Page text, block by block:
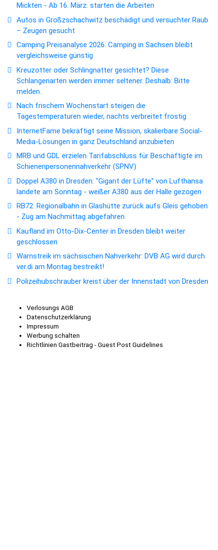
Mickten - Ab 16. März: starten die Arbeiten
Autos in Großzschachwitz beschädigt und versuchter Raub
– Zeugen gesucht
Camping Preisanalyse 2026: Camping in Sachsen bleibt
vergleichsweise günstig
Kreuzotter oder Schlingnatter gesichtet? Diese
Schlangenarten werden immer seltener. Deshalb: Bitte
melden.
Nach frischem Wochenstart steigen die
Tagestemperaturen wieder, nachts verbreitet frostig
InternetFame bekräftigt seine Mission, skalierbare Social-
Media-Lösungen in ganz Deutschland anzubieten
MRB und GDL erzielen Tarifabschluss für Beschäftigte im
Schienenpersonennahverkehr (SPNV)
Doppel A380 in Dresden: "Gigant der Lüfte" von Lufthansa
landete am Sonntag - weißer A380 aus der Halle gezogen
RB72: Regionalbahn in Glashütte zurück aufs Gleis gehoben
- Zug am Nachmittag abgefahren
Kaufland im Otto-Dix-Center in Dresden bleibt weiter
geschlossen
Warnstreik im sächsischen Nahverkehr: DVB AG wird durch
ver.di am Montag bestreikt!
Polizeihubschrauber kreist über der Innenstadt von Dresden
Verlosungs AGB
Datenschutzerklärung
Impressum
Werbung schalten
Richtlinien Gastbeitrag - Guest Post Guidelines